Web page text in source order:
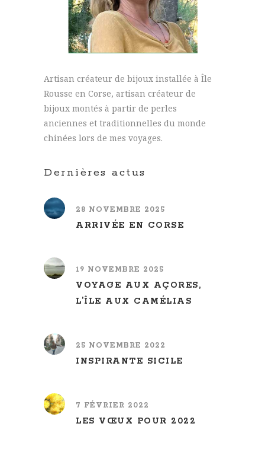
Artisan créateur de bijoux installée à Île
Rousse en Corse, artisan créateur de
bijoux montés à partir de perles
anciennes et traditionnelles du monde
chinées lors de mes voyages.
Dernières actus
28 NOVEMBRE 2025
ARRIVÉE EN CORSE
19 NOVEMBRE 2025
VOYAGE AUX AÇORES,
L’ÎLE AUX CAMÉLIAS
25 NOVEMBRE 2022
INSPIRANTE SICILE
7 FÉVRIER 2022
LES VŒUX POUR 2022